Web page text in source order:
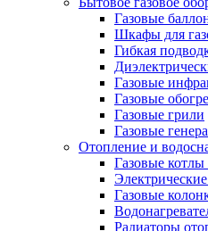
Газовые
Шкафы для
Гибкая
Газовые
Газовые
Газовые грили
Газовые
Отопление и
Газовые котлы
Газовые
Радиаторы